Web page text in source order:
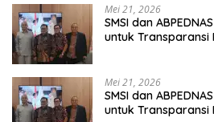
Mei 21, 2026
SMSI dan
untuk Transparansi
Mei 21, 2026
SMSI dan
untuk Transparansi